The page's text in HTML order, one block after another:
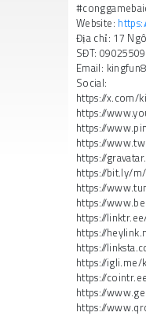
Website:
Địa chỉ: 17
SĐT:
Email:
Social:
https://x.com/
https://
https://
https://
https://
https://bit.ly/
https://
https://
https://
https://
https://
https://
https://
https://
https://